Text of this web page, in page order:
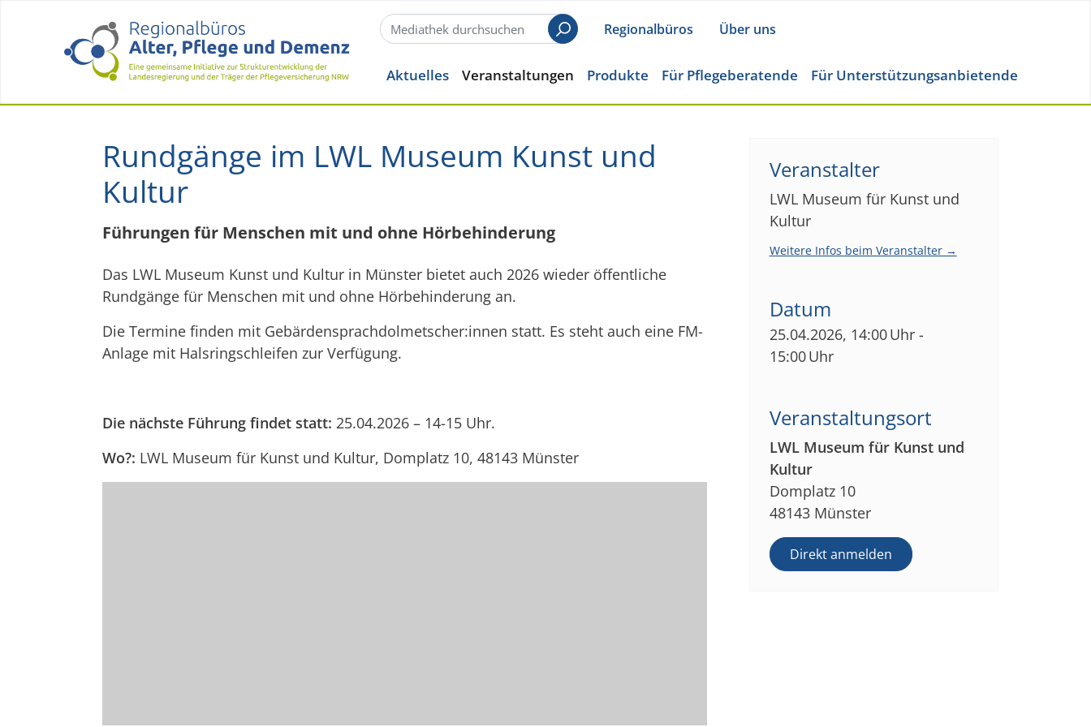
SuchenRegionalbüros Über uns
Aktuelles Veranstaltungen Produkte Für Pflegeberatende Für Unterstützungsanbietende
Rundgänge im LWL Museum Kunst und
Kultur
Führungen für Menschen mit und ohne Hörbehinderung
Das LWL Museum Kunst und Kultur in Münster bietet auch 2026 wieder öffentliche
Rundgänge für Menschen mit und ohne Hörbehinderung an.
Die Termine finden mit Gebärdensprachdolmetscher:innen statt. Es steht auch eine FM-
Anlage mit Halsringschleifen zur Verfügung.
Die nächste Führung findet statt: 25.04.2026 – 14-15 Uhr.
Wo?: LWL Museum für Kunst und Kultur, Domplatz 10, 48143 Münster
Veranstalter
LWL Museum für Kunst und
Kultur
Weitere Infos beim Veranstalter →
Datum
25.04.2026, 14:00 Uhr -
15:00 Uhr
Veranstaltungsort
LWL Museum für Kunst und
Kultur
Domplatz 10
48143 Münster
Direkt anmelden